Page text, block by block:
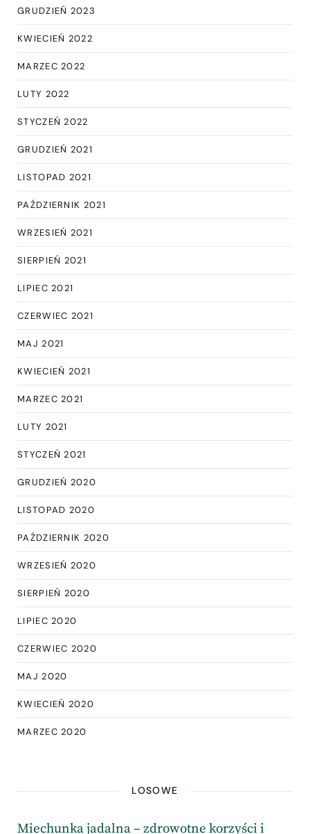
GRUDZIEŃ 2023
KWIECIEŃ 2022
MARZEC 2022
LUTY 2022
STYCZEŃ 2022
GRUDZIEŃ 2021
LISTOPAD 2021
PAŹDZIERNIK 2021
WRZESIEŃ 2021
SIERPIEŃ 2021
LIPIEC 2021
CZERWIEC 2021
MAJ 2021
KWIECIEŃ 2021
MARZEC 2021
LUTY 2021
STYCZEŃ 2021
GRUDZIEŃ 2020
LISTOPAD 2020
PAŹDZIERNIK 2020
WRZESIEŃ 2020
SIERPIEŃ 2020
LIPIEC 2020
CZERWIEC 2020
MAJ 2020
KWIECIEŃ 2020
MARZEC 2020
LOSOWE
Miechunka jadalna – zdrowotne korzyści i